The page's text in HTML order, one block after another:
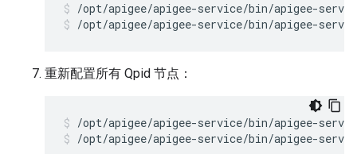
/opt/apigee/apigee-service/bin/apigee-
/opt/apigee/apigee-service/bin/apigee-
重新配置所有 Qpid 节点：
/opt/apigee/apigee-service/bin/apigee-
/opt/apigee/apigee-service/bin/apigee-